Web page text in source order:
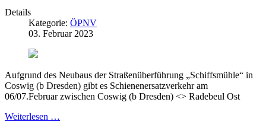
Details
Kategorie: ÖPNV
03. Februar 2023
Aufgrund des Neubaus der Straßenüberführung „Schiffsmühle“ in
Coswig (b Dresden) gibt es Schienenersatzverkehr am
06/07.Februar zwischen Coswig (b Dresden) <> Radebeul Ost
Weiterlesen …